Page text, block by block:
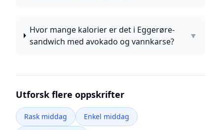
Hvor mange kalorier er det i Eggerøre-
sandwich med avokado og vannkarse?
▼
Utforsk flere oppskrifter
Rask middag
Enkel middag